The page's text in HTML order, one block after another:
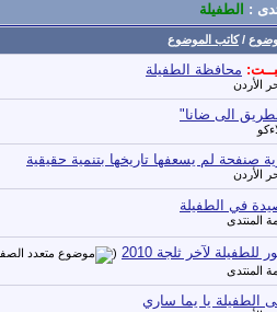
: الطفيلة
/كاتب الموضوع
محافظة الطفيلة
الأردن
الى ضانا"
صنفحة لم يسعفها تاريخها بتنمية حقيقية
الأردن
في الطفيلة
المنتدى
للطفيلة لآخر ثلجة 2010 (
المنتدى
الطفيلة يا يما ساري